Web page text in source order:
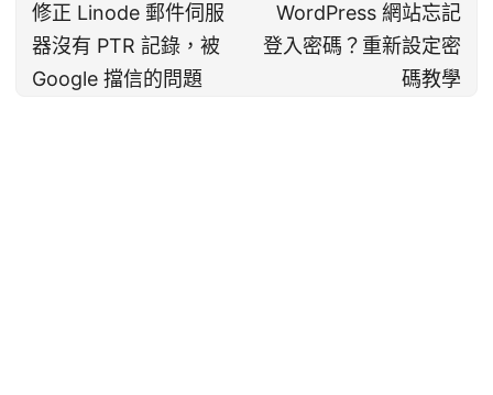
修正 Linode 郵件伺服
器沒有 PTR 記錄，被
Google 擋信的問題
WordPress 網站忘記
登入密碼？重新設定密
碼教學